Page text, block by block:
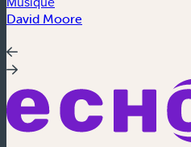
David Moore